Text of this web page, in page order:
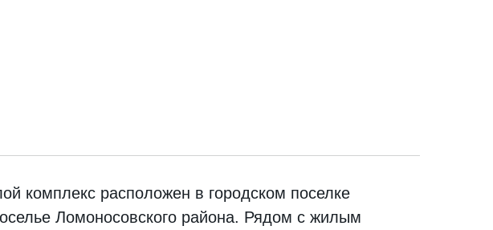
комплекс расположен в городском поселке
Ломоносовского района. Рядом с жилым